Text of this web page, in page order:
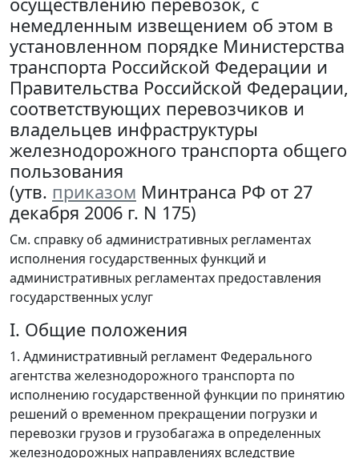
осуществлению перевозок, с
немедленным извещением об этом в
установленном порядке Министерства
транспорта Российской Федерации и
Правительства Российской Федерации,
соответствующих перевозчиков и
владельцев инфраструктуры
железнодорожного транспорта общего
пользования
(утв. приказом Минтранса РФ от 27
декабря 2006 г. N 175)
См. справку об административных регламентах
исполнения государственных функций и
административных регламентах предоставления
государственных услуг
I. Общие положения
1. Административный регламент Федерального
агентства железнодорожного транспорта по
исполнению государственной функции по принятию
решений о временном прекращении погрузки и
перевозки грузов и грузобагажа в определенных
железнодорожных направлениях вследствие